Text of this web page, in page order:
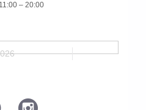
– 20:00